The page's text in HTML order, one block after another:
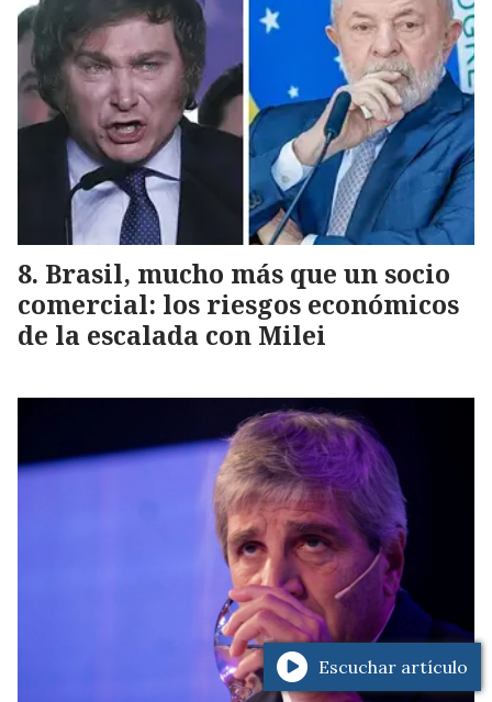
Brasil, mucho más que un socio
comercial: los riesgos económicos
de la escalada con Milei
Escuchar artículo